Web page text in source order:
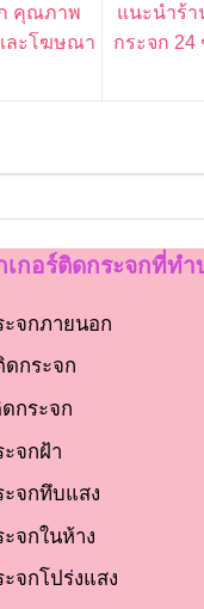
คุณภาพ
ละโฆษณา
แนะนำร้
กระจก 24
เกอร์ติดกระจกที่ทำ
ะจกภายนอก
ดกระจก
กระจก
จกฝ้า
ะจกทึบแสง
จกในห้าง
จกโปร่งแสง